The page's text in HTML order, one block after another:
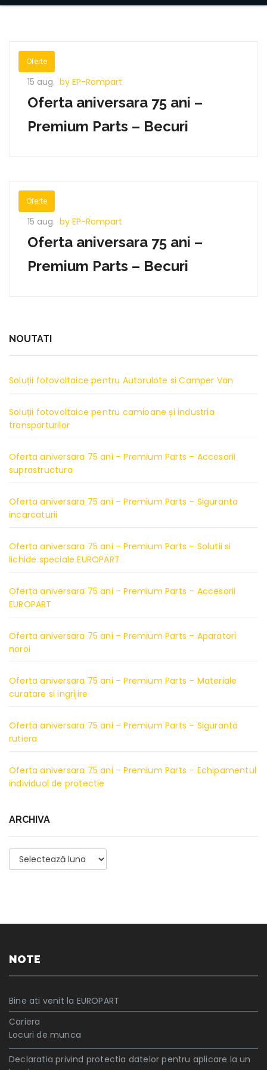
Oferte
15 aug. by EP-Rompart
Oferta aniversara 75 ani –
Premium Parts – Becuri
Oferte
15 aug. by EP-Rompart
Oferta aniversara 75 ani –
Premium Parts – Becuri
NOUTATI
Soluții fotovoltaice pentru Autorulote si Camper Van
Soluții fotovoltaice pentru camioane și industria
transporturilor
Oferta aniversara 75 ani – Premium Parts – Accesorii
suprastructura
Oferta aniversara 75 ani – Premium Parts – Siguranta
incarcaturii
Oferta aniversara 75 ani – Premium Parts – Solutii si
lichide speciale EUROPART
Oferta aniversara 75 ani – Premium Parts – Accesorii
EUROPART
Oferta aniversara 75 ani – Premium Parts – Aparatori
noroi
Oferta aniversara 75 ani – Premium Parts – Materiale
curatare si ingrijire
Oferta aniversara 75 ani – Premium Parts – Siguranta
rutiera
Oferta aniversara 75 ani – Premium Parts – Echipamentul
individual de protectie
ARCHIVA
Archiva
NOTE
Bine ati venit la EUROPART
Cariera
Locuri de munca
Declaratia privind protectia datelor pentru aplicare la un